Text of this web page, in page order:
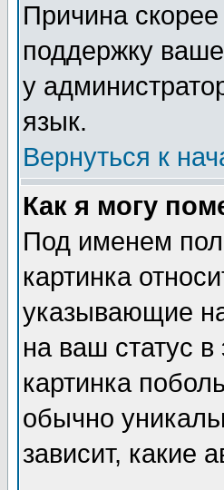
Причина
поддержку
у
язык.
Вернуться к
Как я могу
Под именем
картинка
указывающие
на ваш статус
картинка
обычно
зависит, какие